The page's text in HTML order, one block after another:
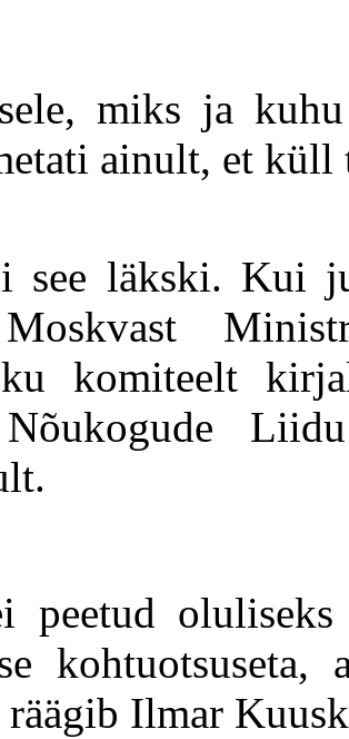
miks ja
ainult, et küll
see läkski. Kui
komiteelt
Liidu
peetud
räägib Ilmar